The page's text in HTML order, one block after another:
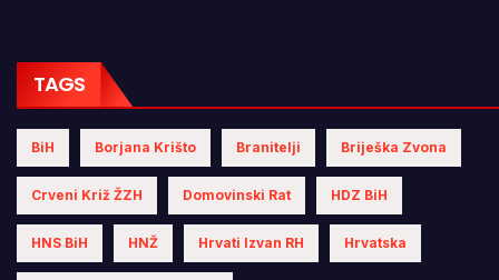
TAGS
BiH Borjana Krišto Branitelji Briješka Zvona
Crveni Križ ŽZH Domovinski Rat HDZ BiH
HNS BiH HNŽ Hrvati Izvan RH Hrvatska